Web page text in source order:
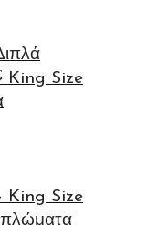
King Size
King Size